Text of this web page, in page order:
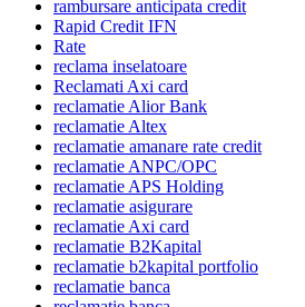
rambursare anticipata credit
Rapid Credit IFN
Rate
reclama inselatoare
Reclamati Axi card
reclamatie Alior Bank
reclamatie Altex
reclamatie amanare rate credit
reclamatie ANPC/OPC
reclamatie APS Holding
reclamatie asigurare
reclamatie Axi card
reclamatie B2Kapital
reclamatie b2kapital portfolio
reclamatie banca